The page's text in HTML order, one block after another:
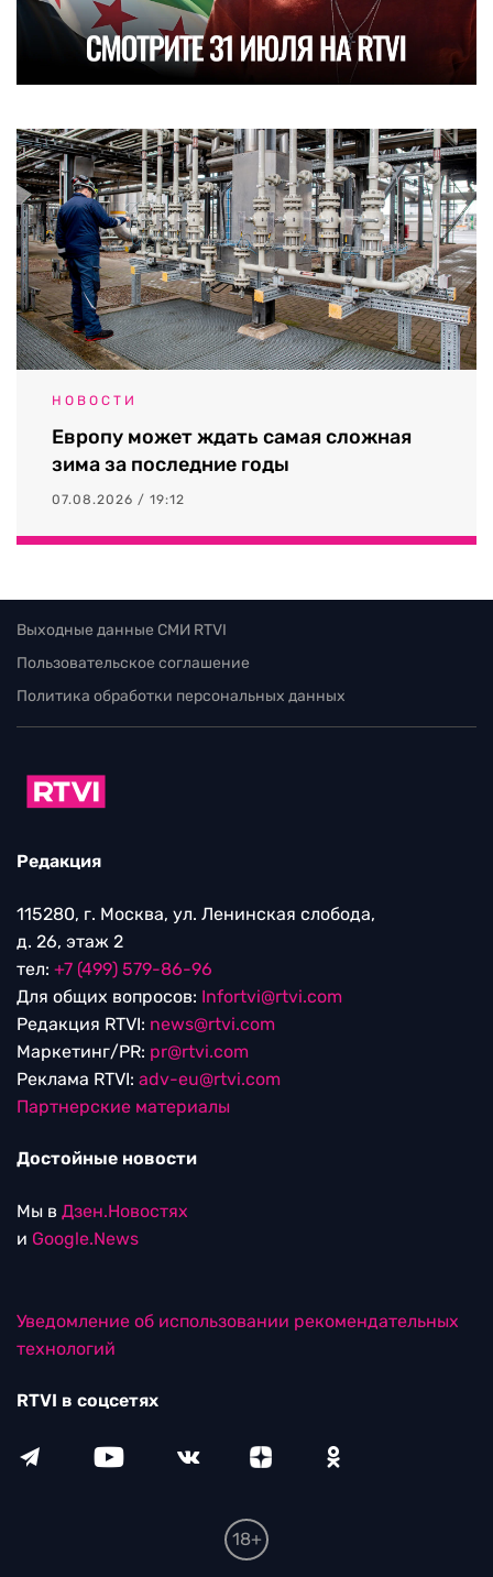
НОВОСТИ
Европу может ждать самая сложная
зима за последние годы
07.08.2026 / 19:12
Выходные данные СМИ RTVI
Пользовательское соглашение
Политика обработки персональных данных
Редакция
115280, г. Москва, ул. Ленинская слобода,
д. 26, этаж 2
тел: +7 (499) 579-86-96
Для общих вопросов: Infortvi@rtvi.com
Редакция RTVI: news@rtvi.com
Маркетинг/PR: pr@rtvi.com
Реклама RTVI: adv-eu@rtvi.com
Партнерские материалы
Достойные новости
Мы в Дзен.Новостях
и Google.News
Уведомление об использовании рекомендательных
технологий
RTVI в соцсетях
18+